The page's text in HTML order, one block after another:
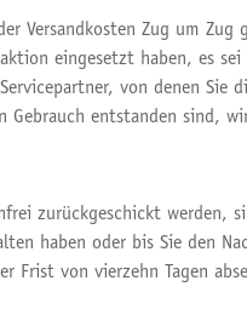
Versandkosten Zug um
eingesetzt haben, es
von denen
entstanden sind,
zurückgeschickt
haben oder bis Sie den
Frist von vierzehn Tagen